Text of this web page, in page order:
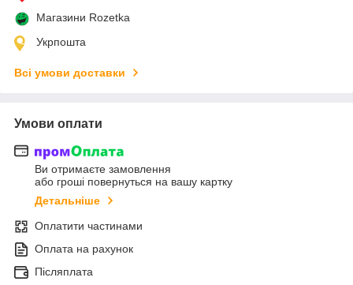
Магазини Rozetka
Укрпошта
Всі умови доставки
Умови оплати
Ви отримаєте замовлення
або гроші повернуться на вашу картку
Детальніше
Оплатити частинами
Оплата на рахунок
Післяплата